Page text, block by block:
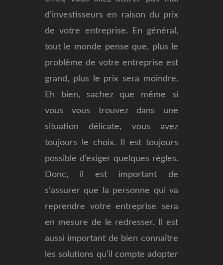
d’investisseurs en raison du prix
de votre entreprise. En général,
tout le monde pense que, plus le
problème de votre entreprise est
grand, plus le prix sera moindre.
Eh bien, sachez que même si
vous vous trouvez dans une
situation délicate, vous avez
toujours le choix. Il est toujours
possible d’exiger quelques règles.
Donc, il est important de
s’assurer que la personne qui va
reprendre votre entreprise sera
en mesure de le redresser. Il est
aussi important de bien connaître
les solutions qu’il compte adopter